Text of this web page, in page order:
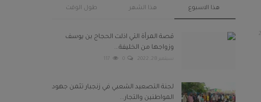
هذا الاسبوع هذا الشهر طول الوقت
قصة المرأة التي اذلت الحجاج بن يوسف
وزواجها من الخليفة...
سبتمبر 28, 2022 0
117
لجنة التصعيد الشعبي في زنجبار تثمن جهود
المواطنين والتجار...